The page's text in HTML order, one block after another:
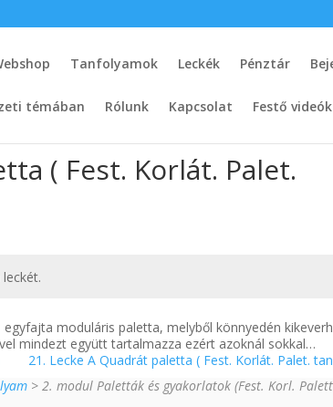
Tanfolyamok Leckék Pénztár
témában Rólunk Kapcsolat Festő videók
( Fest. Korlát. Palet.
moduláris paletta, melyből könnyedén
mindezt együtt tartalmazza ezért azoknál sokkal…
21. Lecke A Quadrát paletta ( Fest. Korlát. Palet.
> 2. modul Paletták és gyakorlatok (Fest. Korl.